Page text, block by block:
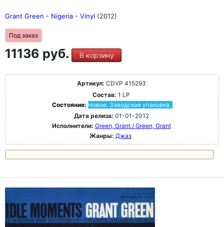
Grant Green - Nigeria - Vinyl (2012)
Под заказ
11136 руб. В корзину
Артикул: CDVP 415293
Состав: 1 LP
Состояние: Новое. Заводская упаковка.
Дата релиза: 01-01-2012
Исполнители: Green, Grant / Green, Grant
Жанры: Джаз